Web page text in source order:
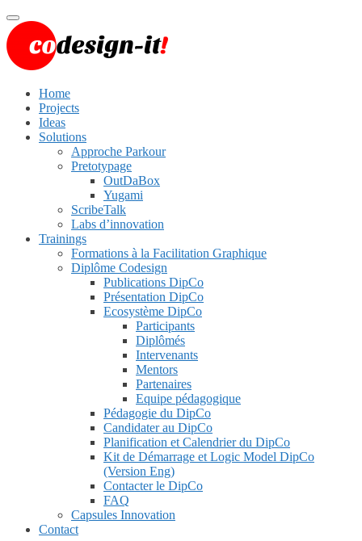
Menu
Home
Projects
Ideas
Solutions
Approche Parkour
Pretotypage
OutDaBox
Yugami
ScribeTalk
Labs d’innovation
Trainings
Formations à la Facilitation Graphique
Diplôme Codesign
Publications DipCo
Présentation DipCo
Ecosystème DipCo
Participants
Diplômés
Intervenants
Mentors
Partenaires
Equipe pédagogique
Pédagogie du DipCo
Candidater au DipCo
Planification et Calendrier du DipCo
Kit de Démarrage et Logic Model DipCo
(Version Eng)
Contacter le DipCo
FAQ
Capsules Innovation
Contact